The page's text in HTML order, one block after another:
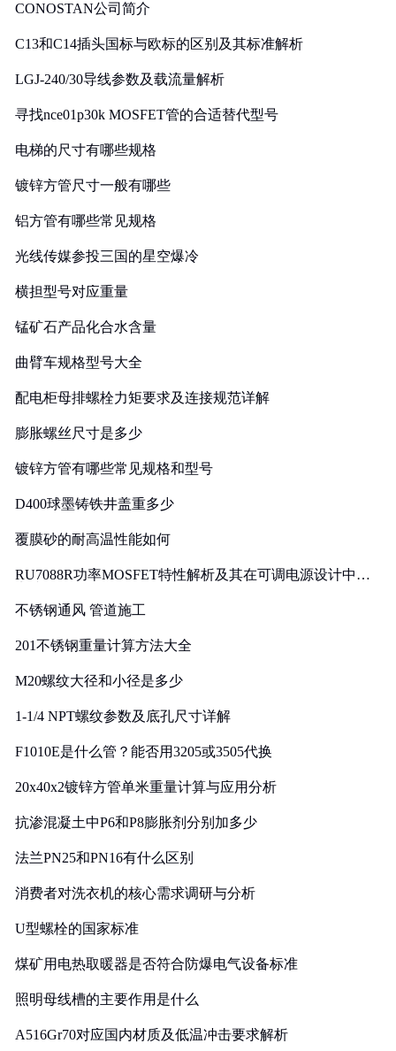
CONOSTAN公司简介
C13和C14插头国标与欧标的区别及其标准解析
LGJ-240/30导线参数及载流量解析
寻找nce01p30k MOSFET管的合适替代型号
电梯的尺寸有哪些规格
镀锌方管尺寸一般有哪些
铝方管有哪些常见规格
光线传媒参投三国的星空爆冷
横担型号对应重量
锰矿石产品化合水含量
曲臂车规格型号大全
配电柜母排螺栓力矩要求及连接规范详解
膨胀螺丝尺寸是多少
镀锌方管有哪些常见规格和型号
D400球墨铸铁井盖重多少
覆膜砂的耐高温性能如何
RU7088R功率MOSFET特性解析及其在可调电源设计中的
不锈钢通风 管道施工
201不锈钢重量计算方法大全
M20螺纹大径和小径是多少
1-1/4 NPT螺纹参数及底孔尺寸详解
F1010E是什么管？能否用3205或3505代换
20x40x2镀锌方管单米重量计算与应用分析
抗渗混凝土中P6和P8膨胀剂分别加多少
法兰PN25和PN16有什么区别
消费者对洗衣机的核心需求调研与分析
U型螺栓的国家标准
煤矿用电热取暖器是否符合防爆电气设备标准
照明母线槽的主要作用是什么
A516Gr70对应国内材质及低温冲击要求解析